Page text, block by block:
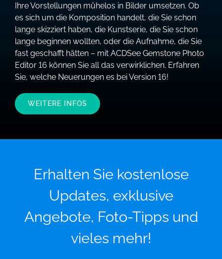
Ihre Vorstellungen mühelos in Bilder umsetzen. Ob
es sich um die Komposition handelt, die Sie schon
lange skizziert haben, die Kunstserie, die Sie schon
lange beginnen wollten, oder die Aufnahme, die Sie
fast geschafft hätten – mit ACDSee Gemstone Photo
Editor 16 können Sie all das verwirklichen. Erfahren
Sie, welche Neuerungen es bei Version 16!
WEITERE INFOS
Erhalten Sie kostenlose
Updates, exklusive
Angebote, Foto-Tipps und
vieles mehr!